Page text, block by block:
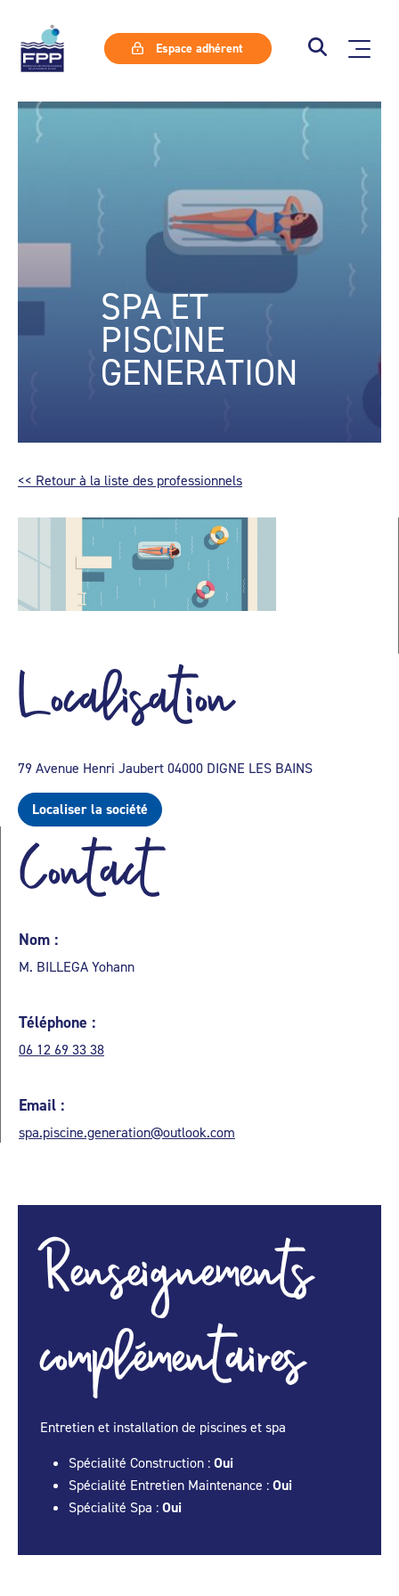
Espace adhérent
SPA ET
PISCINE
GENERATION
<< Retour à la liste des professionnels
Localisation
79 Avenue Henri Jaubert 04000 DIGNE LES BAINS
Localiser la société
Contact
Nom :
M. BILLEGA Yohann
Téléphone :
06 12 69 33 38
Email :
spa.piscine.generation@outlook.com
Renseignements
complémentaires
Entretien et installation de piscines et spa
Spécialité Construction : Oui
Spécialité Entretien Maintenance : Oui
Spécialité Spa : Oui